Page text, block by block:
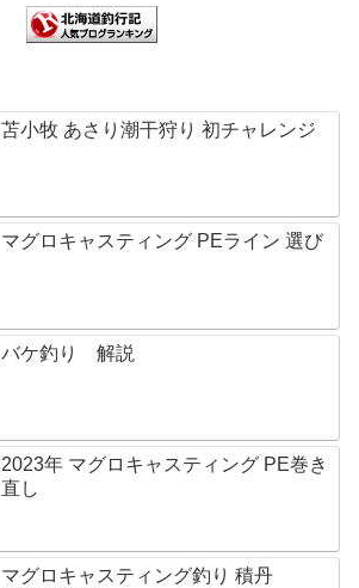
苫小牧 あさり潮干狩り 初チャレンジ
マグロキャスティング PEライン 選び
バケ釣り 解説
2023年 マグロキャスティング PE巻き
直し
マグロキャスティング釣り 積丹